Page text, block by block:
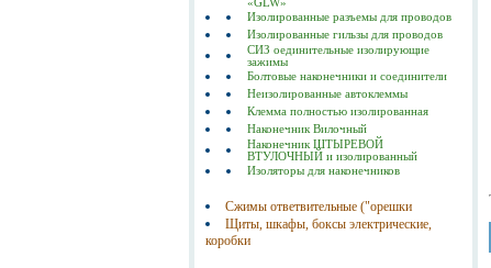
Изолированные разъемы для проводов
Изолированные гильзы для проводов
СИЗ оединительные изолирующие
зажимы
Болтовые наконечники и соединители
Неизолированные автоклеммы
Клемма полностью изолированная
Наконечник Вилочный
Наконечник ШТЫРЕВОЙ
ВТУЛОЧНЫЙ и изолированный
Изоляторы для наконечников
Сжимы ответвительные ("орешки
Щиты, шкафы, боксы электрические,
коробки